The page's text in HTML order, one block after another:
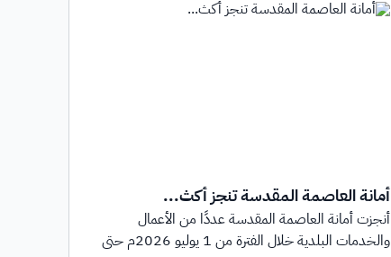
أمانة العاصمة المقدسة تنجز أكث...
أنجزت أمانة العاصمة المقدسة عددًا من الأعمال
والخدمات البلدية خلال الفترة من 1 يوليو 2026م حتى